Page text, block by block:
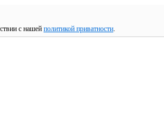
с нашей политикой приватности.